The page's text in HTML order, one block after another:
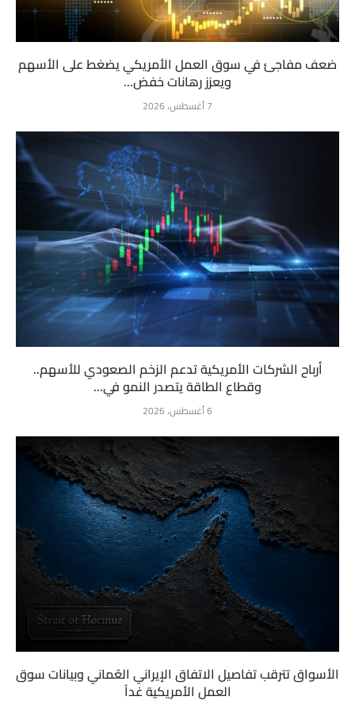
ضعف مفاجئ في سوق العمل الأمريكي يضغط على الأسهم
ويعزز رهانات خفض...
7 أغسطس، 2026
أرباح الشركات الأمريكية تدعم الزخم الصعودي للأسهم..
وقطاع الطاقة يتصدر النمو في...
6 أغسطس، 2026
الأسواق تترقب تفاصيل الاتفاق الإيراني العُماني وبيانات سوق
العمل الأمريكية غداً